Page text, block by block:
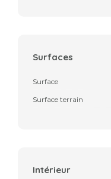
Surfaces
Surface
Surface terrain
Intérieur